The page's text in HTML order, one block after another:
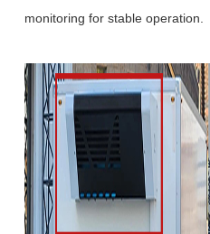
monitoring for stable operation.